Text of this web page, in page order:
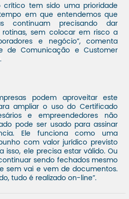
crítico tem sido uma prioridade
em que entendemos que
continuam precisando dar
sem colocar em risco a
e negócio”, comenta
de Comunicação e Customer
podem aproveitar este
ampliar o uso do Certificado
e empreendedores não
pode ser usado para assinar
Ele funciona como uma
com valor jurídico previsto
isso, ele precisa estar válido. Ou
sendo fechados mesmo
sem vai e vem de documentos.
tudo é realizado on-line”.